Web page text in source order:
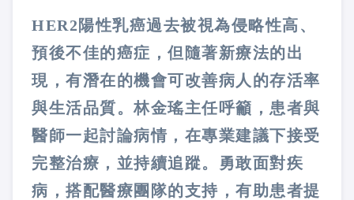
HER2陽性乳癌過去被視為侵略性高、
預後不佳的癌症，但隨著新療法的出
現，有潛在的機會可改善病人的存活率
與生活品質。林金瑤主任呼籲，患者與
醫師一起討論病情，在專業建議下接受
完整治療，並持續追蹤。勇敢面對疾
病，搭配醫療團隊的支持，有助患者提